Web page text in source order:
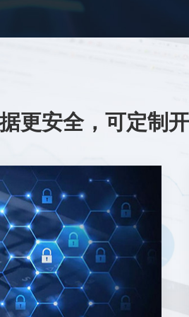
更安全，可定制